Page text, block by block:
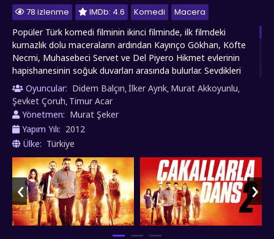
78 izlenme IMDb: 4.6 Komedi
Macera
Popüler Türk komedi filminin ikinci filminde, ilk filmdeki
kurnazlık dolu maceraların ardından Kayınço Gökhan, Köfte
Necmi, Muhasebeci Servet ve Del Piyero Hikmet evlerinin
hapishanesinin soğuk duvarları arasında bulurlar. Sevdikleri
mahalleden ve tutkuyla bağlı oldukları futboldan uzak dörtlü,
cezaevinde zorlu günler geçiriyor. Tek dayanakları, sahip
oldukları güçlü "abi" figürü Tayyar'dır. Beklenmedik bir fırsat,
mahkumlar üzerinde gerçekleştirilecek bir tıbbi deney için
gönüllülerin aranması haberiyle ortaya çıkıyor. Şartlı tahliye
imkanını kazanan dört arkadaş, özgürlüklerine kavuşmak
isteğiyle sorgulamadan deney ilaçlarını kabul ederler.
Hapisten ortaya çıktıklarında artık kurnazlık yapmayacaklarına
dair karşılıklı söz veren kahramanlarımız, hayatın gerçek
sırrının çakal olmak değil, "çakallarla dans edebilme" becerisi
olduğunu anlarlar. fullfilmizle.co Çakallarla Dans 2 filmini
1080p kalitesinde sunar ve iyi seyirler diler...
Oyuncular: Didem Balçın,İlker Ayrık, Murat Akkoyunlu,
Şevket Çoruh, Timur Acar
Yönetmen: Murat Şeker
Yapım Yılı: 2012
Ülke: Türkiye
‹ ›